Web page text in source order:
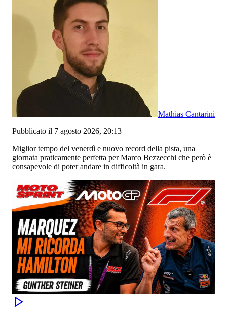
Mathias Cantarini
Pubblicato il 7 agosto 2026, 20:13
Miglior tempo del venerdì e nuovo record della pista, una
giornata praticamente perfetta per Marco Bezzecchi che però è
consapevole di poter andare in difficoltà in gara.